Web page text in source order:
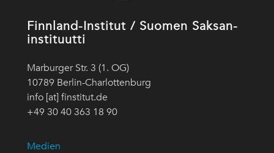
Finnland-Institut / Suomen Saksan-
instituutti
Marburger Str. 3 (1. OG)
10789 Berlin-Charlottenburg
info [at] finstitut.de
+49 30 40 363 18 90
Medien